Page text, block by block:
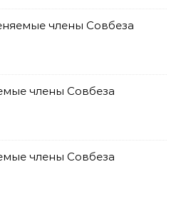
члены Совбеза
члены Совбеза
члены Совбеза